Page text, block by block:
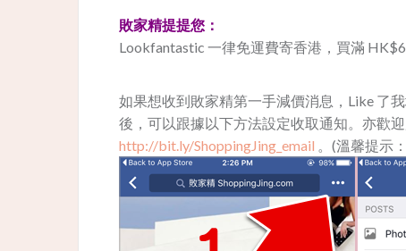
敗家精提提您：
Lookfantastic 一律免運費寄香港，買滿
如果想收到敗家精第一手減價消息，Like 了
後，可以跟據以下方法設定收取通知。亦歡
http://bit.ly/ShoppingJing_email 。(溫馨提示